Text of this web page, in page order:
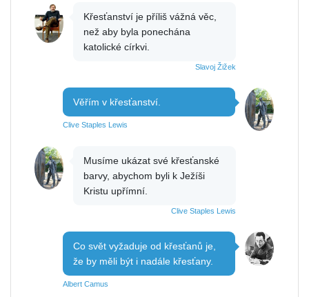
Křesťanství je příliš vážná věc,
než aby byla ponechána
katolické církvi.
Slavoj Žižek
Věřím v křesťanství.
Clive Staples Lewis
Musíme ukázat své křesťanské
barvy, abychom byli k Ježíši
Kristu upřímní.
Clive Staples Lewis
Co svět vyžaduje od křesťanů je,
že by měli být i nadále křesťany.
Albert Camus